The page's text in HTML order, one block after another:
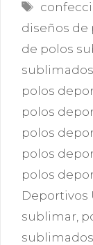
diseños de
de polos
sublimados
polos
polos
polos
polos
polos
Deportivos
sublimar,
sublimados